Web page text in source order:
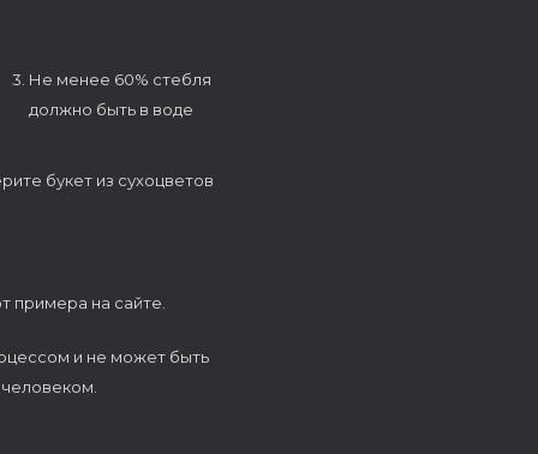
3. Не менее 60% стебля
должно быть в воде
букет из сухоцветов
примера на сайте.
и не может быть